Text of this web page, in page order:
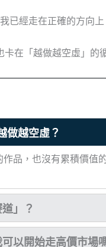
已經走在正確的方向上
卡在「越做越空虛」的
做越空虛？
品，也沒有累積價值
」？
以開始走高價市場